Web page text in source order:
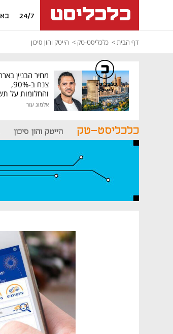
24/7
דף הבית כלכליסט-טק הייטק והון סיכון
מחיר הבניין
צנח ב-90%,
והחלומות על
גבוהה התנפצו
אלמוג עזר
כלכליסט-טק הייטק והון סיכון
כלכליסט
דיגיטל